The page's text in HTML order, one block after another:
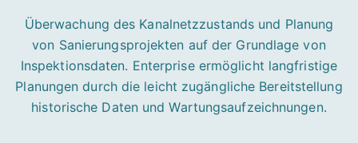
Überwachung des Kanalnetzzustands und Planung
von Sanierungsprojekten auf der Grundlage von
Inspektionsdaten. Enterprise ermöglicht langfristige
Planungen durch die leicht zugängliche Bereitstellung
historische Daten und Wartungsaufzeichnungen.